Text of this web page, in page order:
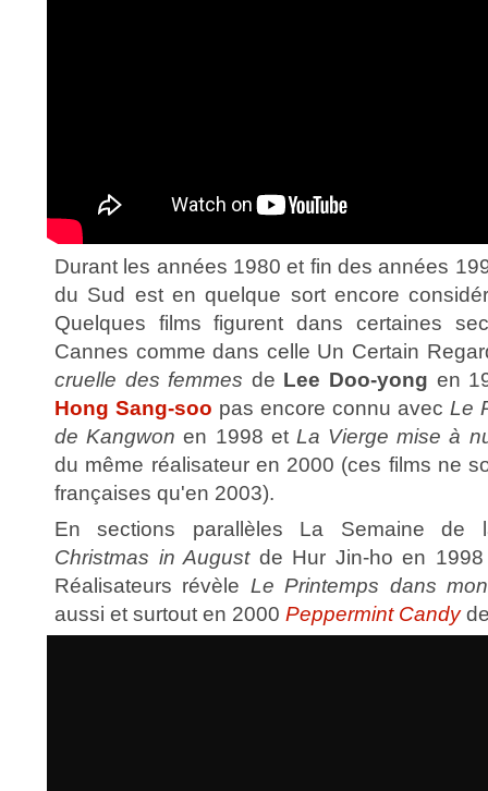
Durant les années 1980 et fin des années
du Sud est en quelque sort encore
Quelques films figurent dans certaines
Cannes comme dans celle Un Certain
cruelle des femmes de Lee Doo-yong en
Hong Sang-soo pas encore connu avec Le
de Kangwon en 1998 et La Vierge mise à
du même réalisateur en 2000 (ces films ne
françaises qu'en 2003).
En sections parallèles La Semaine de
Christmas in Augustde Hur Jin-ho en
Réalisateurs révèle Le Printemps dans
aussi et surtout en 2000 Peppermint Candy